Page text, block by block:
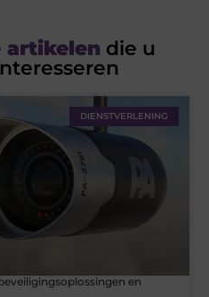
artikelen die u
DIENSTVERLENING
en